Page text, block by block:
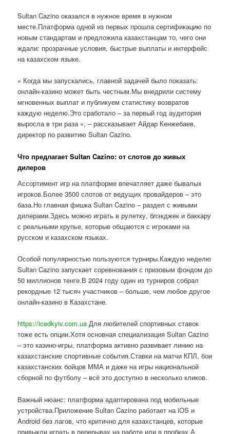
Sultan Cazino оказался в нужное время в нужном
месте.Платформа одной из первых прошла сертификацию по
новым стандартам и предложила казахстанцам то, чего они
ждали: прозрачные условия, быстрые выплаты и интерфейс
на казахском языке.
« Когда мы запускались, главной задачей было показать:
онлайн-казино может быть честным.Мы внедрили систему
мгновенных выплат и публикуем статистику возвратов
каждую неделю.Это сработало – за первый год аудитория
выросла в три раза », – рассказывает Айдар Кенжебаев,
директор по развитию Sultan Cazino.
Что предлагает Sultan Cazino: от слотов до живых
дилеров
Ассортимент игр на платформе впечатляет даже бывалых
игроков.Более 3500 слотов от ведущих провайдеров – это
база.Но главная фишка Sultan Cazino – раздел с живыми
дилерами.Здесь можно играть в рулетку, блэкджек и баккару
с реальными крупье, которые общаются с игроками на
русском и казахском языках.
Особой популярностью пользуются турниры.Каждую неделю
Sultan Cazino запускает соревнования с призовым фондом до
50 миллионов тенге.В 2024 году один из турниров собрал
рекордные 12 тысяч участников – больше, чем любое другое
онлайн-казино в Казахстане.
https://icedkyiv.com.ua Для любителей спортивных ставок
тоже есть опции.Хотя основная специализация Sultan Cazino
– это казино-игры, платформа активно развивает линию на
казахстанские спортивные события.Ставки на матчи КПЛ, бои
казахстанских бойцов ММА и даже на игры национальной
сборной по футболу – всё это доступно в несколько кликов.
Важный нюанс: платформа адаптирована под мобильные
устройства.Приложение Sultan Cazino работает на iOS и
Android без лагов, что критично для казахстанцев, которые
привыкли играть в перерывах на работе или в пробках.А